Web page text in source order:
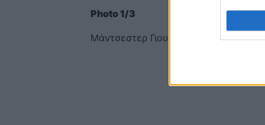
Photo 1/3
Μάντσεστερ Γιουνάιτεντ: Τα